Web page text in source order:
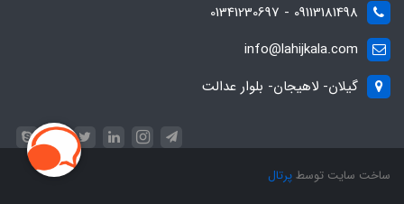
09113181498 - 01341230697
info@lahijkala.com
گیلان- لاهیجان- بلوار عدالت
ساخت سایت توسطپرتال